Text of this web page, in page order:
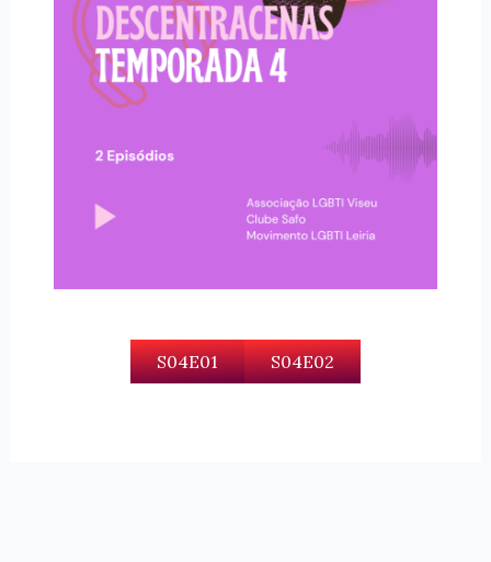
S04E01 S04E02